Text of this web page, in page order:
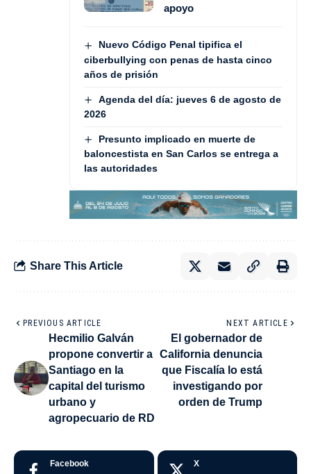
apoyo
Nuevo Código Penal tipifica el
ciberbullying con penas de hasta cinco
años de prisión
Agenda del día: jueves 6 de agosto de
2026
Presunto implicado en muerte de
baloncestista en San Carlos se entrega a
las autoridades
Share This Article
PREVIOUS ARTICLE
Hecmilio Galván
propone convertir a
Santiago en la
capital del turismo
urbano y
agropecuario de RD
NEXT ARTICLE
El gobernador de
California denuncia
que Fiscalía lo está
investigando por
orden de Trump
Facebook X